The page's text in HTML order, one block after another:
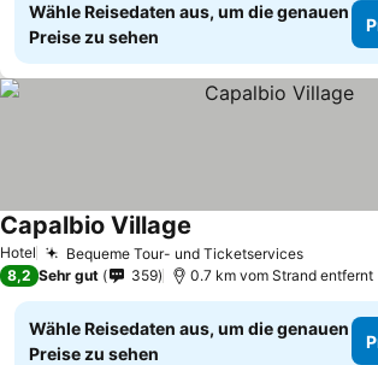
Wähle Reisedaten aus, um die genauen
Preise zu sehen
Hotel Bequeme Tour- und Ticketservices
Capalbio Village
8,2 Sehr gut 359 0.7 km vom Strand entfernt
Wähle Reisedaten aus, um die genauen
Preise zu sehen